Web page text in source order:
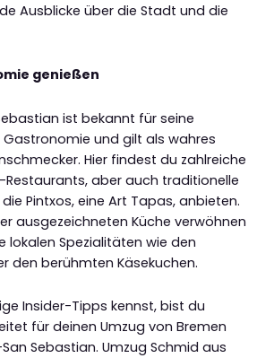
Ausblicke über die Stadt und die
genießen
ist bekannt für seine
und gilt als wahres
Hier findest du zahlreiche
Restaurants, aber auch traditionelle
Pintxos, eine Art Tapas, anbieten.
ausgezeichneten Küche verwöhnen
lokalen Spezialitäten wie den
den berühmten Käsekuchen.
Insider-Tipps kennst, bist du
für deinen Umzug von Bremen
Sebastian. Umzug Schmid aus